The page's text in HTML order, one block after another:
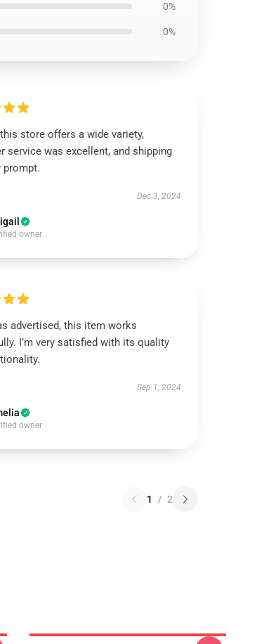
0%
0%
store offers a wide variety,
service was excellent, and shipping
prompt.
Dec 3, 2024
owner
advertised, this item works
I’m very satisfied with its quality
Sep 1, 2024
owner
1 / 2